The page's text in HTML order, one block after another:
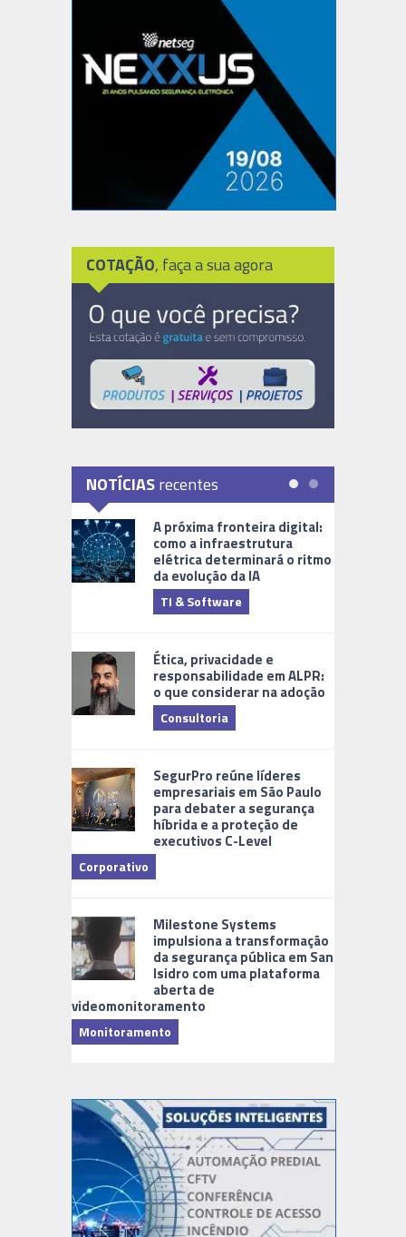
COTAÇÃO, faça a sua agora
NOTÍCIASrecentes
A próxima fronteira digital:
como a infraestrutura
elétrica determinará o ritmo
da evolução da IA
TI & Software
Ética, privacidade e
responsabilidade em ALPR:
o que considerar na adoção
Consultoria
SegurPro reúne líderes
empresariais em São Paulo
para debater a segurança
híbrida e a proteção de
executivos C-Level
Corporativo
Milestone Systems
impulsiona a transformação
da segurança pública em San
Isidro com uma plataforma
aberta de
videomonitoramento
Monitoramento